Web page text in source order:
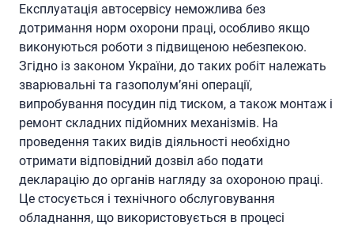
Експлуатація автосервісу неможлива без
дотримання норм охорони праці, особливо якщо
виконуються роботи з підвищеною небезпекою.
Згідно із законом України, до таких робіт належать
зварювальні та газополум’яні операції,
випробування посудин під тиском, а також монтаж і
ремонт складних підйомних механізмів. На
проведення таких видів діяльності необхідно
отримати відповідний дозвіл або подати
декларацію до органів нагляду за охороною праці.
Це стосується і технічного обслуговування
обладнання, що використовується в процесі